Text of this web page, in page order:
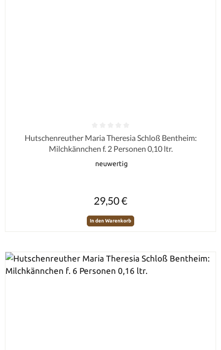
Durchschnittliche Bewertung von 0 von 5 Sternen
Hutschenreuther Maria Theresia Schloß Bentheim:
Milchkännchen f. 2 Personen 0,10 ltr.
neuwertig
29,50 €
In den Warenkorb